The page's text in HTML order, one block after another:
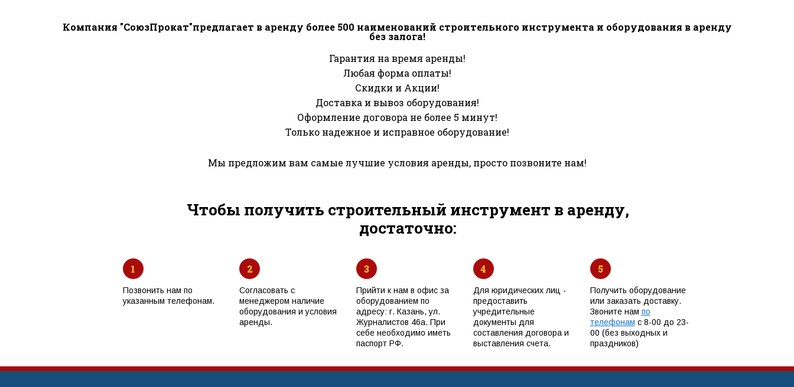
Компания "СоюзПрокат"предлагает в аренду более 500 наименований строительного инструмента и оборудования в аренду
без залога!
Гарантия на время аренды!
Любая форма оплаты!
Скидки и Акции!
Доставка и вывоз оборудования!
Оформление договора не более 5 минут!
Только надежное и исправное оборудование!
Мы предложим вам самые лучшие условия аренды, просто позвоните нам!
Чтобы получить строительный инструмент в аренду,
достаточно:
1
Позвонить нам по
указанным телефонам.
2
Согласовать с
менеджером наличие
оборудования и условия
аренды.
3
Прийти к нам в офис за
оборудованием по
адресу: г. Казань, ул.
Журналистов 46а. При
себе необходимо иметь
паспорт РФ.
4
Для юридических лиц -
предоставить
учредительные
документы для
составления договора и
выставления счета.
5
Получить оборудование
или заказать доставку.
Звоните нам по
телефонам с 8-00 до 23-
00 (без выходных и
праздников)